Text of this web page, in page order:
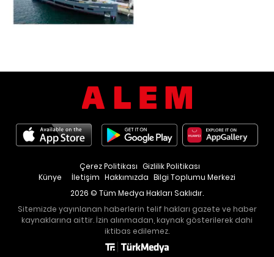
Künye İletişim Hakkımızda Bilgi Toplumu Merkezi
Çerez Politikası Gizlilik Politikası
2026 © Tüm Medya Hakları Saklıdır.
Sitemizde yayınlanan haberlerin telif hakları gazete ve haber
kaynaklarına aittir. İzin alınmadan, kaynak gösterilerek dahi
iktibas edilemez.